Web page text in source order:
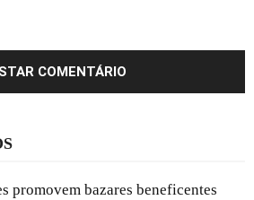
promovem bazares beneficentes